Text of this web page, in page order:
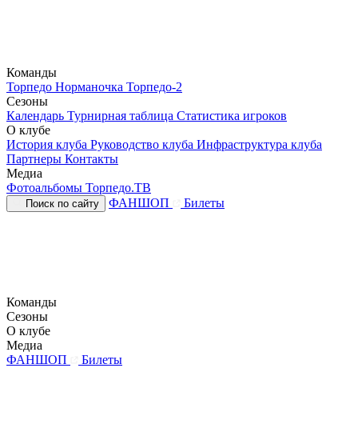
Команды
Торпедо Норманочка Торпедо-2
Сезоны
Календарь Турнирная таблица Статистика игроков
О клубе
История клуба Руководство клуба Инфраструктура клуба
Партнеры Контакты
Медиа
Фотоальбомы Торпедо.ТВ
Поиск по сайту ФАНШОП Билеты
Команды
Сезоны
О клубе
Медиа
ФАНШОП
Билеты